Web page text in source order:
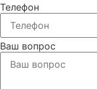
Телефон
Ваш вопрос